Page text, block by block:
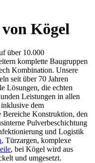
Kögel
über 10.000
komplette Baugruppen
Kombination. Unsere
seit über 70 Jahren
Lösungen, die echten
Leistungen in allen
dem
Bereiche Konstruktion, den
Pulverbeschichtung
und Logistik
, Türzargen, komplexe
, bei Kögel wird aus
und umgesetzt.